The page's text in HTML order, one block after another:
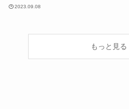
2023.09.08
もっと見る